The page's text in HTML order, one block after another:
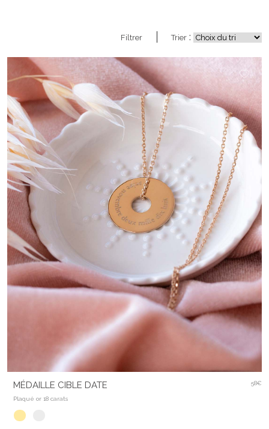
Filtrer Trier :
MÉDAILLE CIBLE DATE
Plaqué or 18 carats
58€